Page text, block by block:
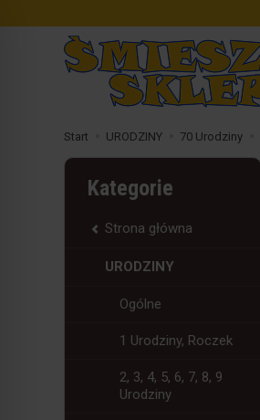
Start URODZINY 70 Urodziny
Kategorie
Strona główna
URODZINY
Ogólne
1 Urodziny, Roczek
2, 3, 4, 5, 6, 7, 8, 9
Urodziny